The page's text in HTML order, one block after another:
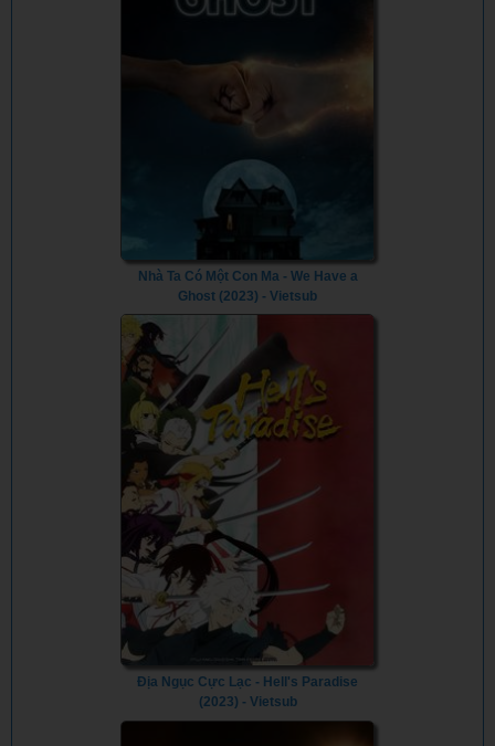
Nhà Ta Có Một Con Ma - We Have a
Ghost (2023) - Vietsub
Địa Ngục Cực Lạc - Hell's Paradise
(2023) - Vietsub